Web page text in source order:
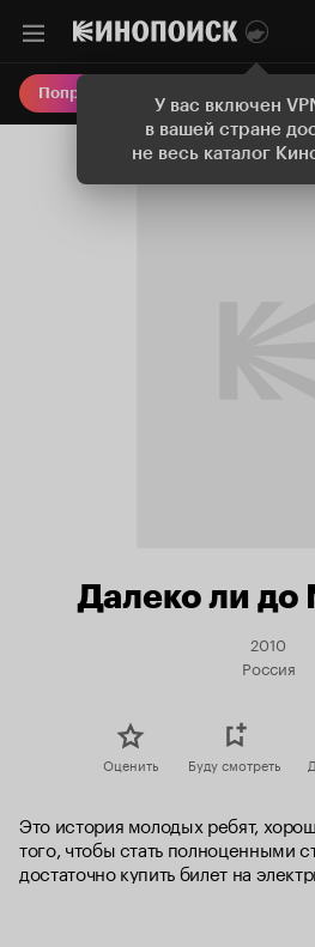
У вас включен
в вашей стране
не весь каталог
Попробовать Плюс
Далеко ли до
2010
Россия
Оценить Буду смотреть
Это история молодых ребят,
того, чтобы стать полноценными
достаточно купить билет на